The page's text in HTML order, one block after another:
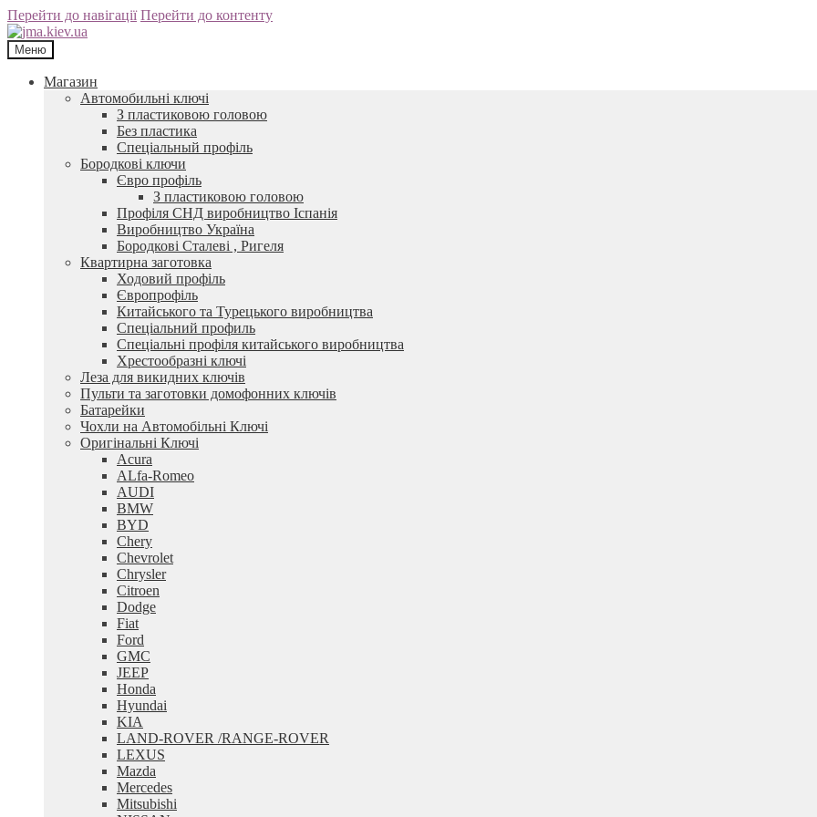
Перейти до навігації Перейти до контенту
Меню
Магазин
Автомобильні ключі
З пластиковою головою
Без пластика
Спеціальный профіль
Бородкові ключи
Євро профіль
З пластиковою головою
Профіля СНД виробництво Іспанія
Виробництво Україна
Бородкові Сталеві , Ригеля
Квартирна заготовка
Ходовий профіль
Європрофіль
Китайського та Турецького виробництва
Спеціальний профиль
Спеціальні профіля китайського виробництва
Хрестообразні ключі
Леза для викидних ключів
Пульти та заготовки домофонних ключів
Батарейки
Чохли на Автомобільні Ключі
Оригінальні Ключі
Acura
ALfa-Romeo
AUDI
BMW
BYD
Chery
Chevrolet
Chrysler
Citroen
Dodge
Fiat
Ford
GMC
JEEP
Honda
Hyundai
KIA
LAND-ROVER /RANGE-ROVER
LEXUS
Mazda
Mercedes
Mitsubishi